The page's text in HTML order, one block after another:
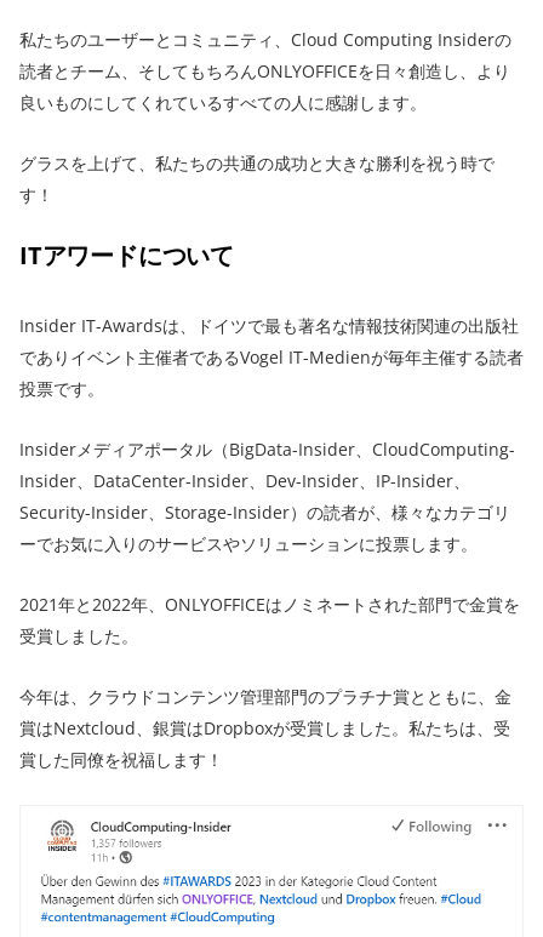
私たちのユーザーとコミュニティ、Cloud Computing Insiderの
読者とチーム、そしてもちろんONLYOFFICEを日々創造し、より
良いものにしてくれているすべての人に感謝します。
グラスを上げて、私たちの共通の成功と大きな勝利を祝う時で
す！
ITアワードについて
Insider IT-Awardsは、ドイツで最も著名な情報技術関連の出版社
でありイベント主催者であるVogel IT-Medienが毎年主催する読者
投票です。
Insiderメディアポータル（BigData-Insider、CloudComputing-
Insider、DataCenter-Insider、Dev-Insider、IP-Insider、
Security-Insider、Storage-Insider）の読者が、様々なカテゴリ
ーでお気に入りのサービスやソリューションに投票します。
2021年と2022年、ONLYOFFICEはノミネートされた部門で金賞を
受賞しました。
今年は、クラウドコンテンツ管理部門のプラチナ賞とともに、金
賞はNextcloud、銀賞はDropboxが受賞しました。私たちは、受
賞した同僚を祝福します！